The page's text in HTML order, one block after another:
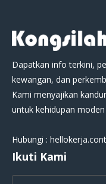
Dapatkan info terkini,
kewangan, dan
Kami menyajikan
untuk kehidupan moden
Hubungi :
Ikuti Kami